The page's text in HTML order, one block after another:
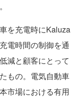
を充電時にKaluza
電時間の制御を通
減と顧客にとって
もの。電気自動車
市場における有用